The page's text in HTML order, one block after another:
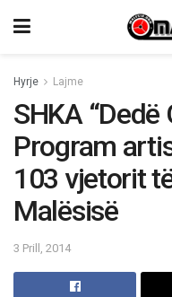
Hyrje Lajme
SHKA “Dedë
Program
103 vjetorit
Malësisë
3 Prill, 2014